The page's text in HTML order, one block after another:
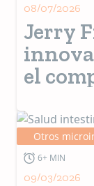
08/07/2026
Jerry
el
Otros
6+ MIN
09/03/2026